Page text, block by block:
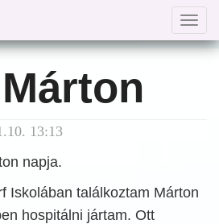
13:13
napja.
Iskolában találkoztam Márton
hospitálni jártam. Ott